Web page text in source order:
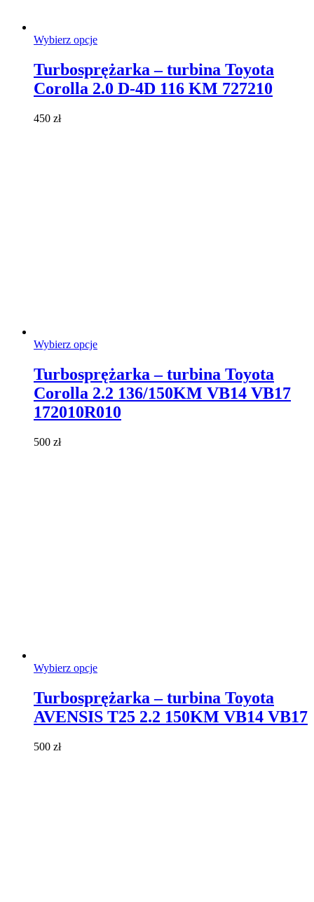
Wybierz opcjeTen
wiele
wariantów.
Turbosprężarka – turbina Toyota
Corolla 2.0 D-4D 116 KM 727210
450 zł
Wybierz opcjeTen
wiele
wariantów.
Opcje
można
Turbosprężarka – turbina Toyota
Corolla 2.2 136/150KM VB14 VB17
172010R010
500 zł
Wybierz opcjeTen
wiele
wariantów.
Turbosprężarka – turbina Toyota
AVENSIS T25 2.2 150KM VB14 VB17
500 zł